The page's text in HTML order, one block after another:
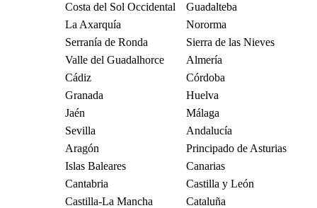
Costa del Sol Occidental
Guadalteba
La Axarquía
Nororma
Serranía de Ronda
Sierra de las Nieves
Valle del Guadalhorce
Almería
Cádiz
Córdoba
Granada
Huelva
Jaén
Málaga
Sevilla
Andalucía
Aragón
Principado de Asturias
Islas Baleares
Canarias
Cantabria
Castilla y León
Castilla-La Mancha
Cataluña